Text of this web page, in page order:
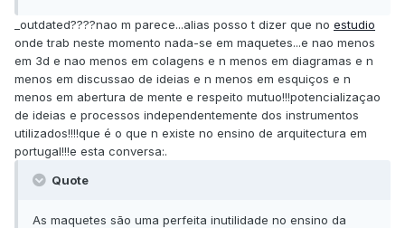
_outdated????nao m parece...alias posso t dizer que no estudio
onde trab neste momento nada-se em maquetes...e nao menos
em 3d e nao menos em colagens e n menos em diagramas e n
menos em discussao de ideias e n menos em esquiços e n
menos em abertura de mente e respeito mutuo!!!potencializaçao
de ideias e processos independentemente dos instrumentos
utilizados!!!!que é o que n existe no ensino de arquitectura em
portugal!!!e esta conversa:.
Quote
As maquetes são uma perfeita inutilidade no ensino da